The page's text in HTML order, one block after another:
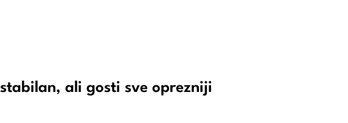
ali gosti sve oprezniji